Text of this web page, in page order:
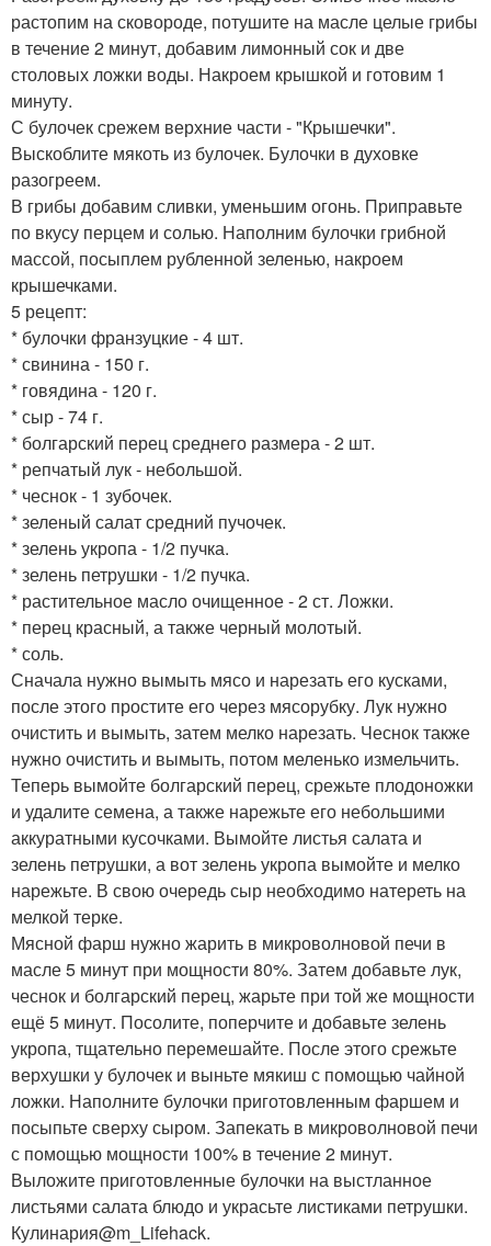
растопим на сковороде, потушите на масле целые грибы
в течение 2 минут, добавим лимонный сок и две
столовых ложки воды. Накроем крышкой и готовим 1
минуту.
С булочек срежем верхние части - "Крышечки".
Выскоблите мякоть из булочек. Булочки в духовке
разогреем.
В грибы добавим сливки, уменьшим огонь. Приправьте
по вкусу перцем и солью. Наполним булочки грибной
массой, посыплем рубленной зеленью, накроем
крышечками.
5 рецепт:
* булочки франзуцкие - 4 шт.
* свинина - 150 г.
* говядина - 120 г.
* сыр - 74 г.
* болгарский перец среднего размера - 2 шт.
* репчатый лук - небольшой.
* чеснок - 1 зубочек.
* зеленый салат средний пучочек.
* зелень укропа - 1/2 пучка.
* зелень петрушки - 1/2 пучка.
* растительное масло очищенное - 2 ст. Ложки.
* перец красный, а также черный молотый.
* соль.
Сначала нужно вымыть мясо и нарезать его кусками,
после этого простите его через мясорубку. Лук нужно
очистить и вымыть, затем мелко нарезать. Чеснок также
нужно очистить и вымыть, потом меленько измельчить.
Теперь вымойте болгарский перец, срежьте плодоножки
и удалите семена, а также нарежьте его небольшими
аккуратными кусочками. Вымойте листья салата и
зелень петрушки, а вот зелень укропа вымойте и мелко
нарежьте. В свою очередь сыр необходимо натереть на
мелкой терке.
Мясной фарш нужно жарить в микроволновой печи в
масле 5 минут при мощности 80%. Затем добавьте лук,
чеснок и болгарский перец, жарьте при той же мощности
ещё 5 минут. Посолите, поперчите и добавьте зелень
укропа, тщательно перемешайте. После этого срежьте
верхушки у булочек и выньте мякиш с помощью чайной
ложки. Наполните булочки приготовленным фаршем и
посыпьте сверху сыром. Запекать в микроволновой печи
с помощью мощности 100% в течение 2 минут.
Выложите приготовленные булочки на выстланное
листьями салата блюдо и украсьте листиками петрушки.
Кулинария@m_Lifehack.